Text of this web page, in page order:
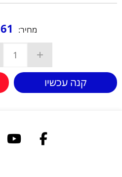
מחיר: 61
קנה עכשיו